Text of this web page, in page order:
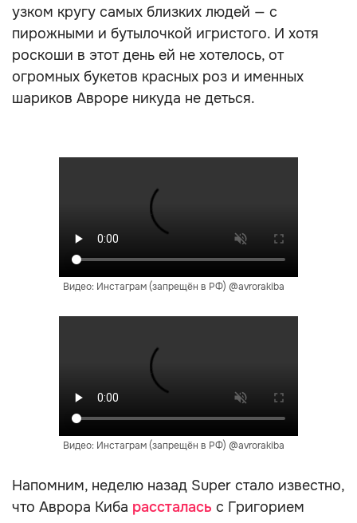
узком кругу самых близких людей — с
пирожными и бутылочкой игристого. И хотя
роскоши в этот день ей не хотелось, от
огромных букетов красных роз и именных
шариков Авроре никуда не деться.
Видео: Инстаграм (запрещён в РФ) @avrorakiba
Видео: Инстаграм (запрещён в РФ) @avrorakiba
Напомним, неделю назад Super стало известно,
что Аврора Киба рассталась с Григорием